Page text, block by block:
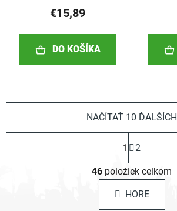
€15,89
DO KOŠÍKA
O
v
l
á
NAČÍTAŤ 10 ĎALŠÍCH
S
t
r
á
n
k
1 2
46 položiek celkom
HORE